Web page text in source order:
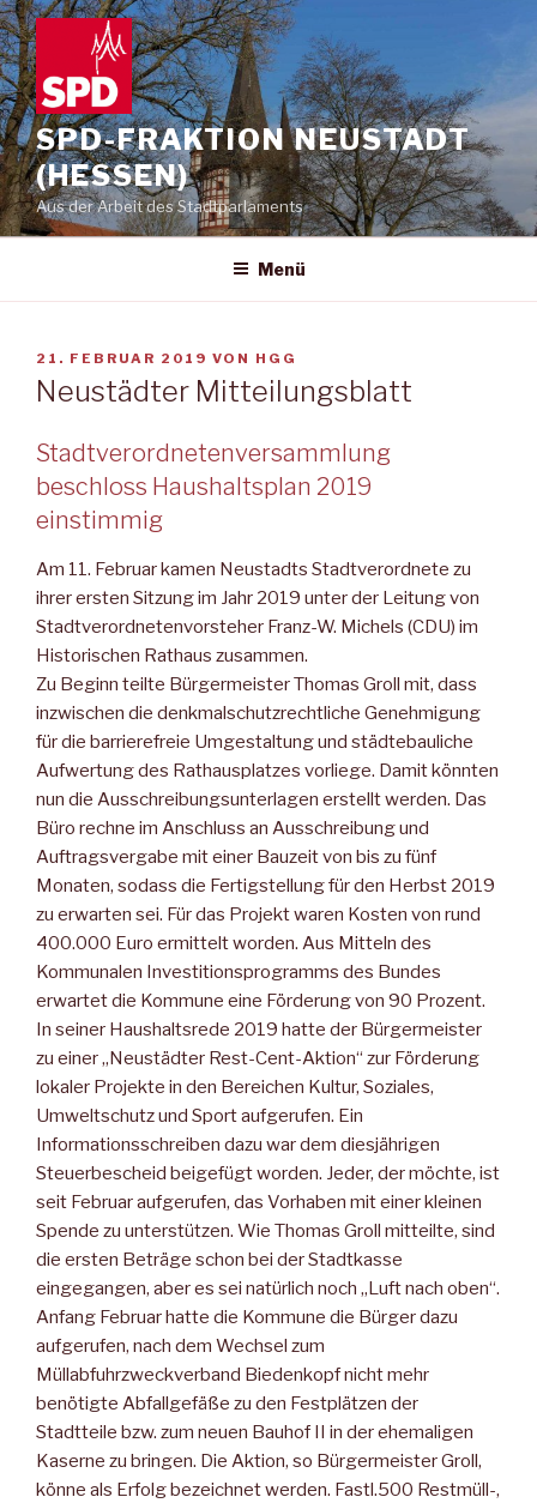
Zum
Inhalt
springen
SPD-FRAKTION NEUSTADT
(HESSEN)
Aus der Arbeit des Stadtparlaments
Menü
VERÖFFENTLICHT
AM
21. FEBRUAR 2019 VON HGG
Neustädter Mitteilungsblatt
Stadtverordnetenversammlung
beschloss Haushaltsplan 2019
einstimmig
Am 11. Februar kamen Neustadts Stadtverordnete zu
ihrer ersten Sitzung im Jahr 2019 unter der Leitung von
Stadtverordnetenvorsteher Franz-W. Michels (CDU) im
Historischen Rathaus zusammen.
Zu Beginn teilte Bürgermeister Thomas Groll mit, dass
inzwischen die denkmalschutzrechtliche Genehmigung
für die barrierefreie Umgestaltung und städtebauliche
Aufwertung des Rathausplatzes vorliege. Damit könnten
nun die Ausschreibungsunterlagen erstellt werden. Das
Büro rechne im Anschluss an Ausschreibung und
Auftragsvergabe mit einer Bauzeit von bis zu fünf
Monaten, sodass die Fertigstellung für den Herbst 2019
zu erwarten sei. Für das Projekt waren Kosten von rund
400.000 Euro ermittelt worden. Aus Mitteln des
Kommunalen Investitionsprogramms des Bundes
erwartet die Kommune eine Förderung von 90 Prozent.
In seiner Haushaltsrede 2019 hatte der Bürgermeister
zu einer „Neustädter Rest-Cent-Aktion“ zur Förderung
lokaler Projekte in den Bereichen Kultur, Soziales,
Umweltschutz und Sport aufgerufen. Ein
Informationsschreiben dazu war dem diesjährigen
Steuerbescheid beigefügt worden. Jeder, der möchte, ist
seit Februar aufgerufen, das Vorhaben mit einer kleinen
Spende zu unterstützen. Wie Thomas Groll mitteilte, sind
die ersten Beträge schon bei der Stadtkasse
eingegangen, aber es sei natürlich noch „Luft nach oben“.
Anfang Februar hatte die Kommune die Bürger dazu
aufgerufen, nach dem Wechsel zum
Müllabfuhrzweckverband Biedenkopf nicht mehr
benötigte Abfallgefäße zu den Festplätzen der
Stadtteile bzw. zum neuen Bauhof II in der ehemaligen
Kaserne zu bringen. Die Aktion, so Bürgermeister Groll,
könne als Erfolg bezeichnet werden. Fastl.500 Restmüll-,